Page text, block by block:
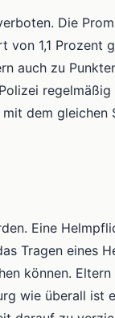
Die
von 1,1
auch zu
dem
Eine
Tragen eines
können.
wie überall